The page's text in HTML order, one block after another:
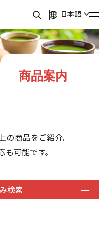
日本語
商品案内
商品をご紹介。
可能です。
検索